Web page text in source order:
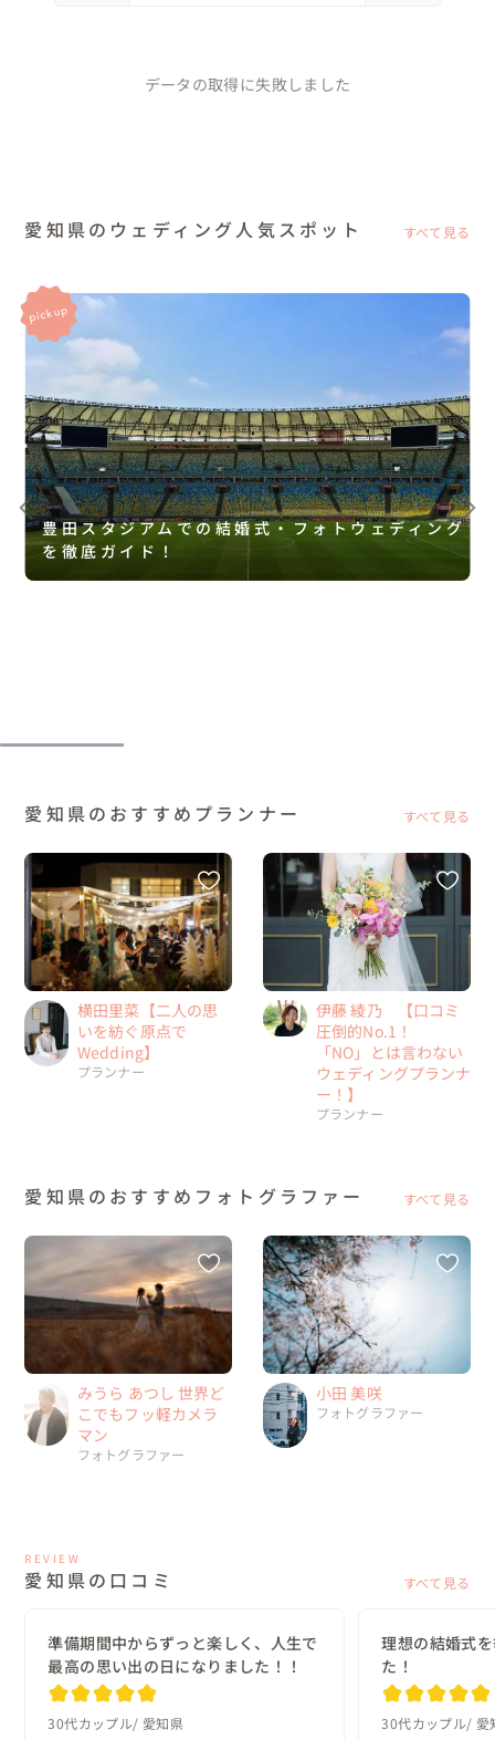
データの取得に失敗しました
愛知県のウェディング人気スポット すべて見る
豊田スタジアムでの結婚式・フォトウェディング
を徹底ガイド！
愛知県のおすすめプランナー すべて見る
横田里菜【二人の思
いを紡ぐ原点で
Wedding】
プランナー
伊藤 綾乃 【口コミ
圧倒的No.1！
「NO」とは言わない
ウェディングプランナ
ー！】
プランナー
愛知県のおすすめフォトグラファー すべて見る
みうら あつし 世界ど
こでもフッ軽カメラ
マン
フォトグラファー
小田 美咲
フォトグラファー
REVIEW
愛知県の口コミ すべて見る
準備期間中からずっと楽しく、人生で
最高の思い出の日になりました！！
30代カップル 愛知県
理想の結婚式
た！
30代カップル 愛